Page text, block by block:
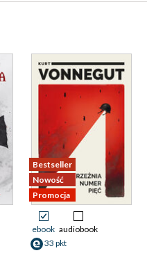
Bestseller
Nowość
Promocja
ebook audiobook
33 pkt